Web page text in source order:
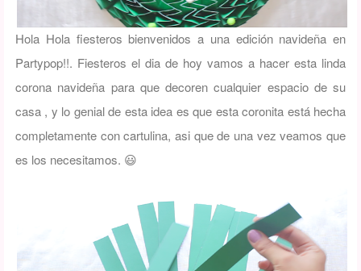
Hola Hola fiesteros bienvenidos a una edición navideña en
Partypop!!. Fiesteros el dia de hoy vamos a hacer esta linda
corona navideña para que decoren cualquier espacio de su
casa , y lo genial de esta idea es que esta coronita está hecha
completamente con cartulina, asi que de una vez veamos que
es los necesitamos. 😃